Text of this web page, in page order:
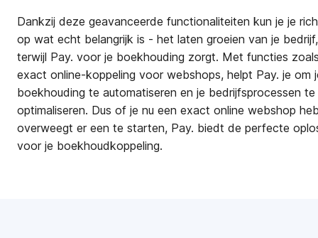
Dankzij deze geavanceerde functionaliteiten kun je je
op wat echt belangrijk is - het laten groeien van je bedrijf,
terwijl Pay. voor je boekhouding zorgt. Met functies
exact online-koppeling voor webshops, helpt Pay. je om
boekhouding te automatiseren en je bedrijfsprocessen te
optimaliseren. Dus of je nu een exact online webshop
overweegt er een te starten, Pay. biedt de perfecte
voor je boekhoudkoppeling.